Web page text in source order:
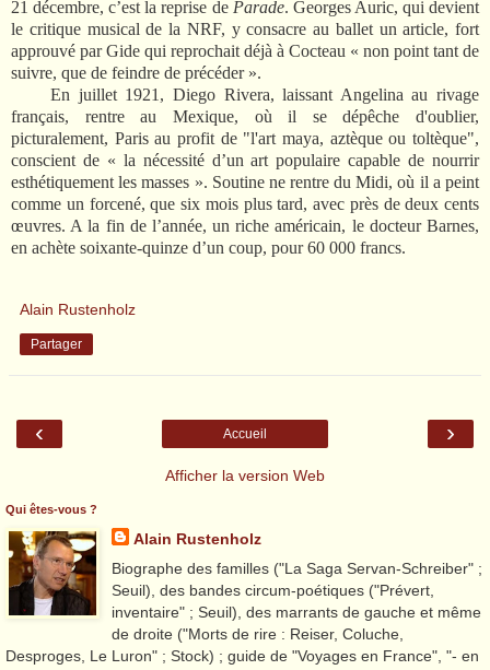
21 décembre, c’est la reprise de Parade. Georges Auric, qui devient
le critique musical de la NRF, y consacre au ballet un article, fort
approuvé par Gide qui reprochait déjà à Cocteau « non point tant de
suivre, que de feindre de précéder ».
En juillet 1921, Diego Rivera, laissant Angelina au rivage
français, rentre au Mexique, où il se dépêche d'oublier,
picturalement, Paris au profit de "l'art maya, aztèque ou toltèque",
conscient de « la nécessité d’un art populaire capable de nourrir
esthétiquement les masses ». Soutine ne rentre du Midi, où il a peint
comme un forcené, que six mois plus tard, avec près de deux cents
œuvres. A la fin de l’année, un riche américain, le docteur Barnes,
en achète soixante-quinze d’un coup, pour 60 000 francs.
Alain Rustenholz
Partager
‹ ›
Accueil
Afficher la version Web
Qui êtes-vous ?
Alain Rustenholz
Biographe des familles ("La Saga Servan-Schreiber" ;
Seuil), des bandes circum-poétiques ("Prévert,
inventaire" ; Seuil), des marrants de gauche et même
de droite ("Morts de rire : Reiser, Coluche,
Desproges, Le Luron" ; Stock) ; guide de "Voyages en France", "- en